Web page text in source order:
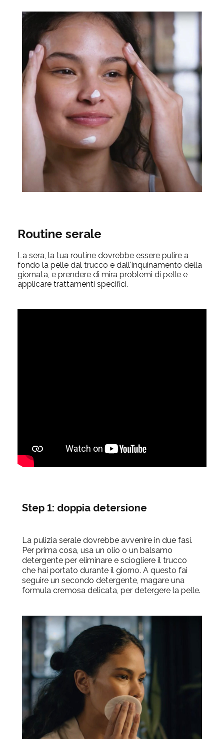
Routine serale
La sera, la tua routine dovrebbe essere pulire a
fondo la pelle dal trucco e dall'inquinamento della
giornata, e prendere di mira problemi di pelle e
applicare trattamenti specifici.
Step 1: doppia detersione
La pulizia serale dovrebbe avvenire in due fasi.
Per prima cosa, usa un olio o un balsamo
detergente per eliminare e sciogliere il trucco
che hai portato durante il giorno. A questo fai
seguire un secondo detergente, magare una
formula cremosa delicata, per detergere la pelle.